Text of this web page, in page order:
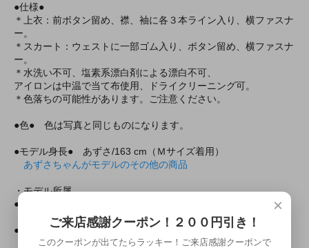
●仕様●
＊上衣：前ボタン留め、襟、袖に各３本ライン入り、横ファスナ
ー。
＊スカート：ウェストに一部ゴム入り、ボタン留め、横ファスナ
ー。
＊水洗い不可、塩素系漂白剤による漂白不可、
アイロンは中温で当て布使用、ドライクリーニング可。
＊色落ちの可能性があります。ご注意ください。
●色● 色は写真と同じものになります。
●モデル身長● あずさ/163 cm（Ｍサイズ着用）
あずさちゃんがモデルのその他の商品
・モデル所属
●所属
ミアリラ＆フォト東京店
●ミアコスの所属モデルと上記の店舗で会えちゃいます！
×
ご来店感謝クーポン！２００円引き！
このクーポンが出てたらラッキー！ご来店感謝クーポンで